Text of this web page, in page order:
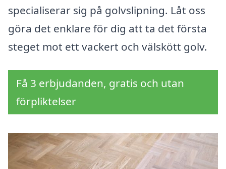
specialiserar sig på golvslipning. Låt oss
göra det enklare för dig att ta det första
steget mot ett vackert och välskött golv.
Få 3 erbjudanden, gratis och utan
förpliktelser